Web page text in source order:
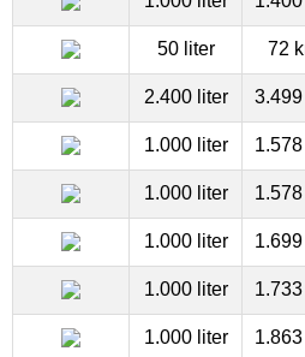
50 liter 72
2.400 liter 3.499
1.000 liter 1.578
1.000 liter 1.578
1.000 liter 1.699
1.000 liter 1.733
1.000 liter 1.863